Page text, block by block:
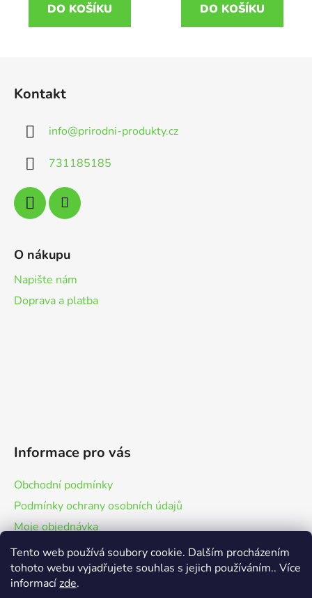
Tento web používá soubory cookie. Dalším procházením
tohoto webu vyjadřujete souhlas s jejich používáním.. Více
informacízde.
DO KOŠÍKU DO KOŠÍKU
Kontakt
info@prirodni-produkty.cz
731185185
O nákupu
Napište nám
Doprava a platba
Informace pro vás
Obchodní podmínky
Podmínky ochrany osobních údajů
Moje objednávka